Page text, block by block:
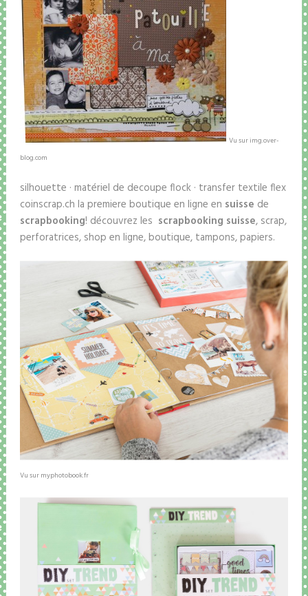
Vu sur img.over-
blog.com
silhouette · matériel de decoupe flock · transfer textile flex
coinscrap.ch la premiere boutique en ligne en suisse de
scrapbooking! découvrez les scrapbooking suisse, scrap,
perforatrices, shop en ligne, boutique, tampons, papiers.
Vu sur myphotobook.fr